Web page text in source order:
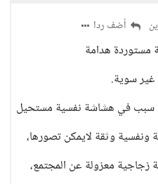
أضف ردا
مستوردة هدامة
سوية.
سبب في هشاشة نفسية مستحيل
ونفسية وثقة لايمكن تصورها،
زجاجية معزولة عن المجتمع،